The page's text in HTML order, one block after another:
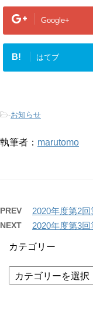
Google+
B! はてブ
-お知らせ
執筆者： marutomo
PREV 2020年度第2
NEXT 2020年度第3
カテゴリー
テ